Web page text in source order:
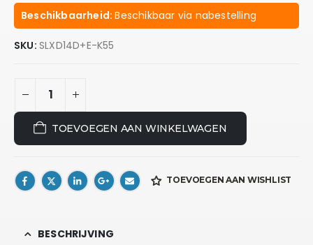
Beschikbaarheid:Beschikbaar via nabestelling
SKU: SLXD14D+E-K55
TOEVOEGEN AAN WINKELWAGEN
TOEVOEGEN AAN WISHLIST
BESCHRIJVING